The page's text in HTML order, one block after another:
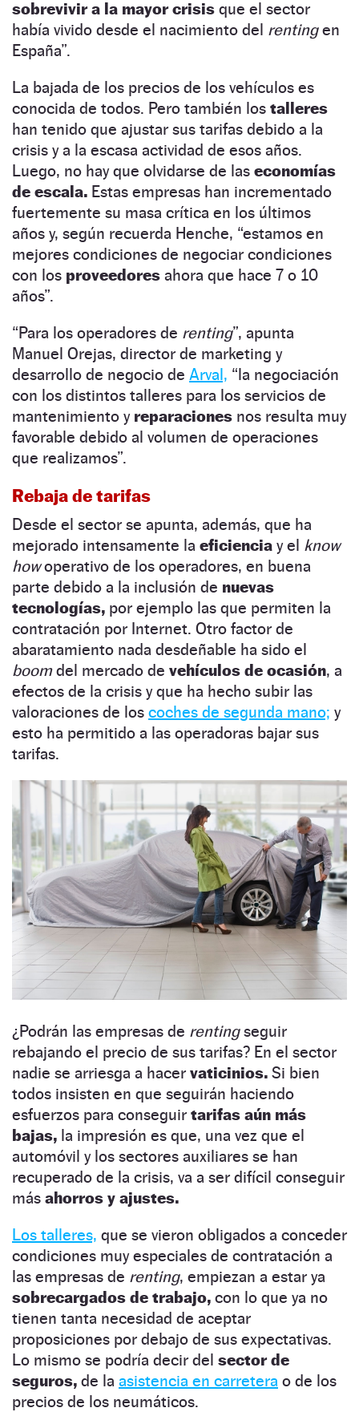
sobrevivir a la mayor crisis que el sector
había vivido desde el nacimiento del rentingen
España”.
La bajada de los precios de los vehícu­los es
conocida de todos. Pero también los talleres
han tenido que ajustar sus tarifas debido a la
crisis y a la escasa actividad de esos años.
Luego, no hay que olvidarse de las economías
de escala. Estas empresas han incrementado
fuertemente su masa crítica en los últimos
años y, según recuerda Henche, “estamos en
mejores condiciones de negociar condiciones
con los proveedores ahora que hace 7 o 10
años”.
“Para los operadores de renting”, apunta
Manuel Orejas, director de marketing y
desarrollo de negocio de Arval, “la negociación
con los distintos talleres para los servicios de
mantenimiento y reparaciones nos resulta muy
favorable debido al volumen de operaciones
que realizamos”.
Rebaja de tarifas
Desde el sector se apunta, además, que ha
mejorado intensamente la eficiencia y el know
howoperativo de los operadores, en buena
parte debido a la inclusión de nuevas
tecnologías, por ejemplo las que permiten la
contratación por Internet. Otro factor de
abaratamiento nada desdeñable ha sido el
boomdel mercado de vehículos de ocasión, a
efectos de la crisis y que ha hecho subir las
valoraciones de los coches de segunda mano; y
esto ha permitido a las operadoras bajar sus
tarifas.
¿Podrán las empresas de rentingseguir
rebajando el precio de sus tarifas? En el sector
nadie se arriesga a hacer vaticinios. Si bien
todos insisten en que seguirán haciendo
esfuerzos para conseguir tarifas aún más
bajas, la impresión es que, una vez que el
automóvil y los sectores auxiliares se han
recuperado de la crisis, va a ser difícil conseguir
más ahorros y ajustes.
Los talleres, que se vieron obligados a conceder
condiciones muy especiales de contratación a
las empresas de renting, empiezan a estar ya
sobrecargados de trabajo, con lo que ya no
tienen tanta necesidad de aceptar
proposiciones por debajo de sus expectativas.
Lo mismo se podría decir del sector de
seguros, de la asistencia en carretera o de los
precios de los neumáticos.